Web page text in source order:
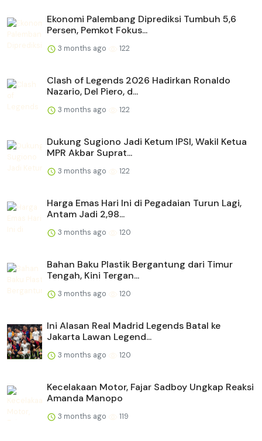
Ekonomi Palembang Diprediksi Tumbuh 5,6
Persen, Pemkot Fokus...
3 months ago 122
Clash of Legends 2026 Hadirkan Ronaldo
Nazario, Del Piero, d...
3 months ago 122
Dukung Sugiono Jadi Ketum IPSI, Wakil Ketua
MPR Akbar Suprat...
3 months ago 122
Harga Emas Hari Ini di Pegadaian Turun Lagi,
Antam Jadi 2,98...
3 months ago 120
Bahan Baku Plastik Bergantung dari Timur
Tengah, Kini Tergan...
3 months ago 120
Ini Alasan Real Madrid Legends Batal ke
Jakarta Lawan Legend...
3 months ago 120
Kecelakaan Motor, Fajar Sadboy Ungkap Reaksi
Amanda Manopo
3 months ago 119